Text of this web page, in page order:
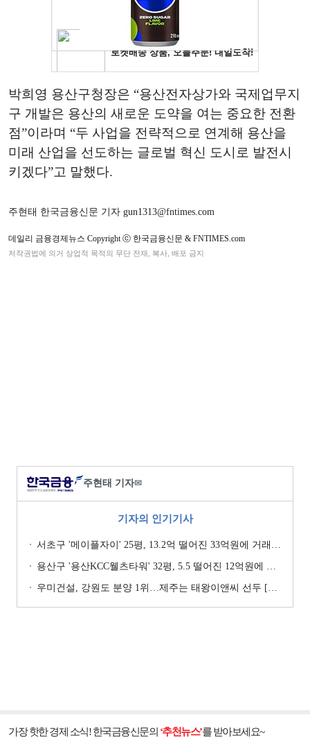
박희영 용산구청장은 “용산전자상가와 국제업무지
구 개발은 용산의 새로운 도약을 여는 중요한 전환
점”이라며 “두 사업을 전략적으로 연계해 용산을
미래 산업을 선도하는 글로벌 혁신 도시로 발전시
키겠다”고 말했다.
주현태 한국금융신문 기자 gun1313@fntimes.com
데일리 금융경제뉴스 Copyright ⓒ 한국금융신문 & FNTIMES.com
저작권법에 의거 상업적 목적의 무단 전재, 복사, 배포 금지
주현태 기자✉
기자의 인기기사
서초구 '메이플자이' 25평, 13.2억 떨어진 33억원에 거래 [일일 하락가]
용산구 '용산KCC웰츠타워' 32평, 5.5 떨어진 12억원에 거래 [일일 하락가]
우미건설, 강원도 분양 1위…제주는 태왕이앤씨 선두 [이 지역 분양왕-강원·제주]
가장 핫한 경제 소식! 한국금융신문의 ‘추천뉴스’를 받아보세요~